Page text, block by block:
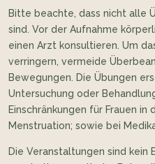
Bitte beachte, dass nicht alle
sind. Vor der Aufnahme
einen Arzt konsultieren. Um
verringern, vermeide
Bewegungen. Die Übungen
Untersuchung oder
Einschränkungen für Frauen
Menstruation; sowie bei
Die Veranstaltungen sind kein